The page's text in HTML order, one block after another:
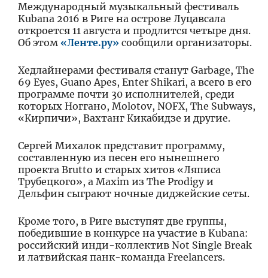
Международный музыкальный фестиваль
Kubana 2016 в Риге на острове Луцавсала
откроется 11 августа и продлится четыре дня.
Об этом «Ленте.ру» сообщили организаторы.
Хедлайнерами фестиваля станут Garbage, The
69 Eyes, Guano Apes, Enter Shikari, а всего в его
программе почти 30 исполнителей, среди
которых Ноггано, Molotov, NOFX, The Subways,
«Кирпичи», Вахтанг Кикабидзе и другие.
Сергей Михалок представит программу,
составленную из песен его нынешнего
проекта Brutto и старых хитов «Ляписа
Трубецкого», а Maxim из The Prodigy и
Дельфин сыграют ночные диджейские сеты.
Кроме того, в Риге выступят две группы,
победившие в конкурсе на участие в Kubana:
российский инди-коллектив Not Single Break
и латвийская панк-команда Freelancers.